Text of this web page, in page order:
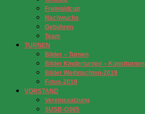
Freiwaldcup
Nachwuchs
Gebühren
Team
TURNEN
Bilder – Turnen
Bilder Kinderturnen – Kunstturnen
Bilder Weihnachten-2019
Fotos-2019
VORSTAND
Vereinssatzung
SUSB-O365